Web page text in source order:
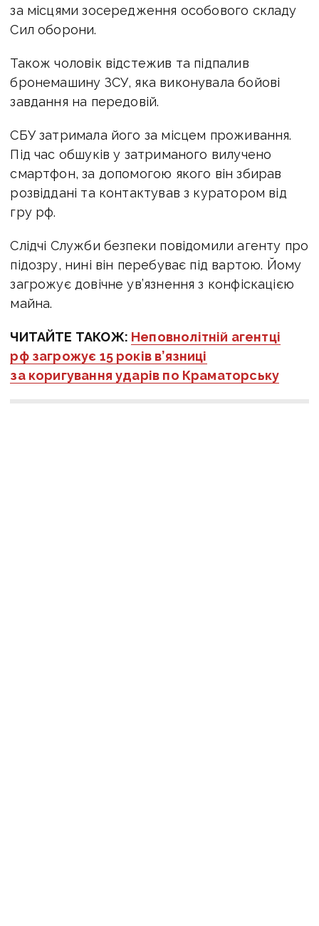
за місцями зосередження особового складу
Сил оборони.
Також чоловік відстежив та підпалив
бронемашину ЗСУ, яка виконувала бойові
завдання на передовій.
СБУ затримала його за місцем проживання.
Під час обшуків у затриманого вилучено
смартфон, за допомогою якого він збирав
розвіддані та контактував з куратором від
гру рф.
Слідчі Служби безпеки повідомили агенту про
підозру, нині він перебуває під вартою. Йому
загрожує довічне ув’язнення з конфіскацією
майна.
ЧИТАЙТЕ ТАКОЖ: Неповнолітній агентці
рф загрожує 15 років в’язниці
за коригування ударів по Краматорську